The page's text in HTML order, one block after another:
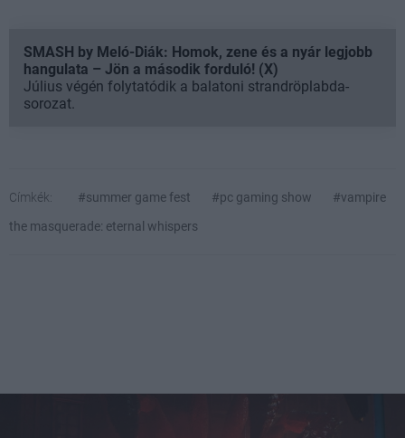
SMASH by Meló-Diák: Homok, zene és a nyár legjobb
hangulata – Jön a második forduló! (X)
Július végén folytatódik a balatoni strandröplabda-
sorozat.
Címkék: #summer game fest #pc gaming show
#vampire
the masquerade: eternal whispers